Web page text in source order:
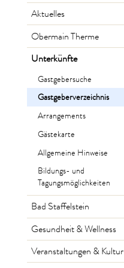
Aktuelles
Obermain Therme
Unterkünfte
Gastgebersuche
Gastgeberverzeichnis
Arrangements
Gästekarte
Allgemeine Hinweise
Bildungs- und
Tagungsmöglichkeiten
Bad Staffelstein
Gesundheit & Wellness
Veranstaltungen & Kultur